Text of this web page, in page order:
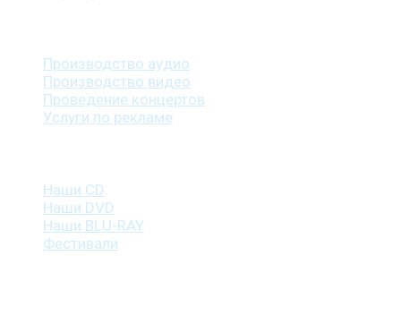
Производство аудио
Производство видео
Проведение концертов
Услуги по рекламе
Наши CD
Наши DVD
Наши BLU-RAY
Фестивали